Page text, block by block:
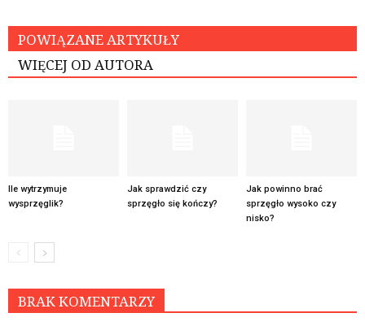
POWIĄZANE ARTYKUŁY
WIĘCEJ OD AUTORA
Ile wytrzymuje
wysprzęglik?
Jak sprawdzić czy
sprzęgło się kończy?
Jak powinno brać
sprzęgło wysoko czy
nisko?
BRAK KOMENTARZY